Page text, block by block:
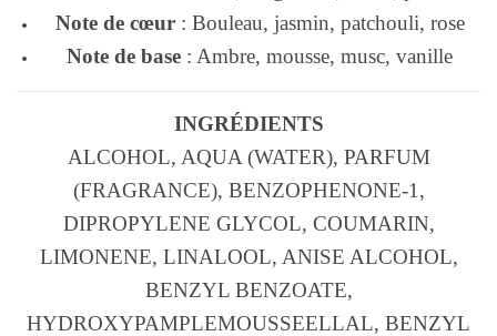
Note de cœur: Bouleau, jasmin, patchouli, rose
Note de base : Ambre, mousse, musc, vanille
INGRÉDIENTS
ALCOHOL, AQUA (WATER), PARFUM
(FRAGRANCE), BENZOPHENONE-1,
DIPROPYLENE GLYCOL, COUMARIN,
LIMONENE, LINALOOL, ANISE ALCOHOL,
BENZYL BENZOATE,
HYDROXYPAMPLEMOUSSEELLAL, BENZYL